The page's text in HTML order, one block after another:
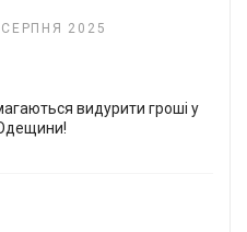
2025